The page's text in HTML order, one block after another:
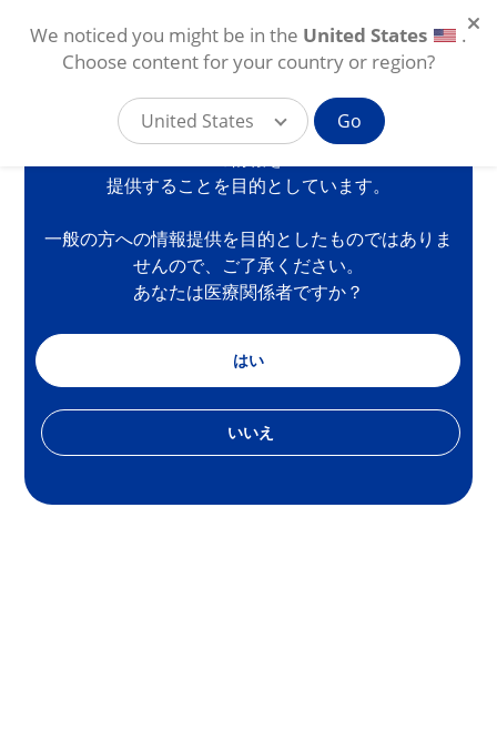
医療従事者向けサイト
本サイトは、国内の医療従事者の方を対象に製品等
提供することを目的としています。
一般の方への情報提供を目的としたものではありま
せんので、ご了承ください。
あなたは医療関係者ですか？
はい
いいえ
メインコンテンツに移動
We noticed you might be in the United States
.
Choose content for your country or region?
United States Go